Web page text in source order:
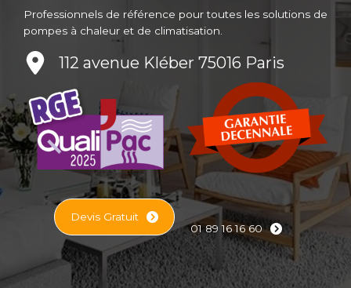
Professionnels de référence pour toutes les solutions de
pompes à chaleur et de climatisation.
112 avenue Kléber 75016 Paris
Devis Gratuit
01 89 16 16 60